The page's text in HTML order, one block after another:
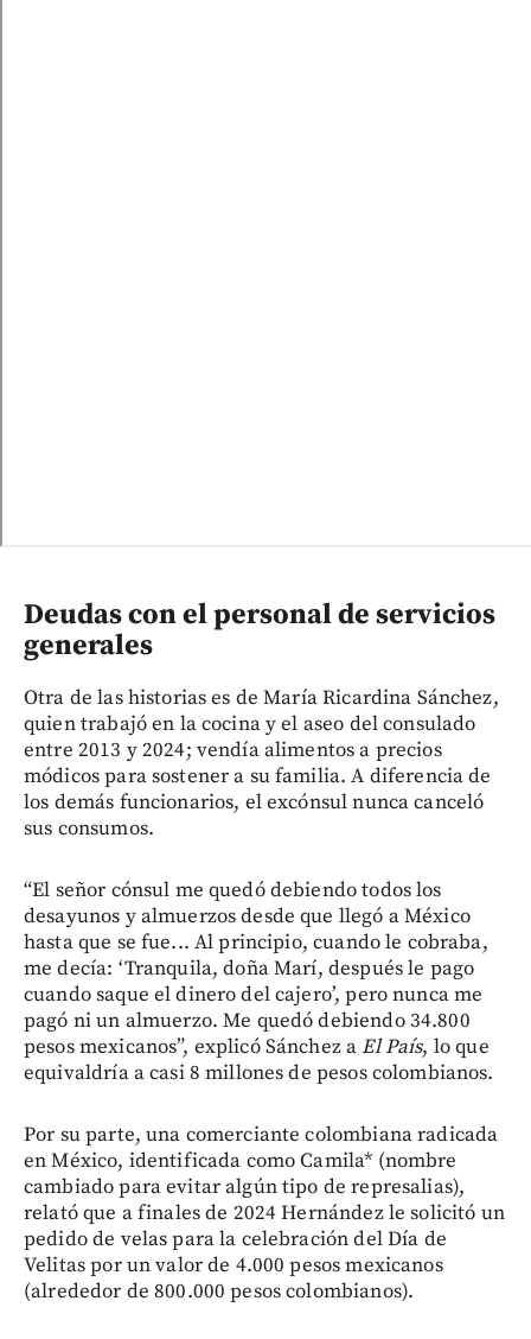
Deudas con el personal de servicios
generales
Otra de las historias es de María Ricardina Sánchez,
quien trabajó en la cocina y el aseo del consulado
entre 2013 y 2024; vendía alimentos a precios
módicos para sostener a su familia. A diferencia de
los demás funcionarios, el excónsul nunca canceló
sus consumos.
“El señor cónsul me quedó debiendo todos los
desayunos y almuerzos desde que llegó a México
hasta que se fue... Al principio, cuando le cobraba,
me decía: ‘Tranquila, doña Marí, después le pago
cuando saque el dinero del cajero’, pero nunca me
pagó ni un almuerzo. Me quedó debiendo 34.800
pesos mexicanos”, explicó Sánchez aEl País, lo que
equivaldría a casi 8 millones de pesos colombianos.
Por su parte, una comerciante colombiana radicada
en México, identificada como Camila* (nombre
cambiado para evitar algún tipo de represalias),
relató que a finales de 2024 Hernández le solicitó un
pedido de velas para la celebración del Día de
Velitas por un valor de 4.000 pesos mexicanos
(alrededor de 800.000 pesos colombianos).